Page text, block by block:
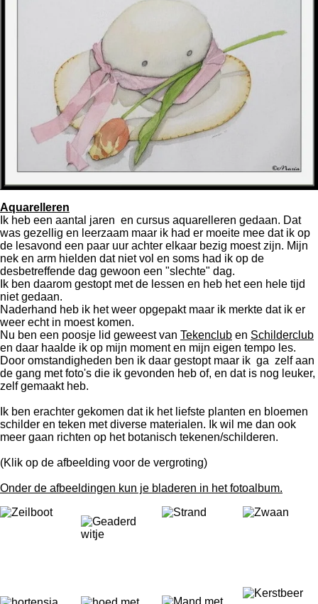
Aquarelleren
Ik heb een aantal jaren en cursus aquarelleren gedaan. Dat
was gezellig en leerzaam maar ik had er moeite mee dat ik op
de lesavond een paar uur achter elkaar bezig moest zijn. Mijn
nek en arm hielden dat niet vol en soms had ik op de
desbetreffende dag gewoon een "slechte" dag.
Ik ben daarom gestopt met de lessen en heb het een hele tijd
niet gedaan.
Naderhand heb ik het weer opgepakt maar ik merkte dat ik er
weer echt in moest komen.
Nu ben een poosje lid geweest van Tekenclub en Schilderclub
en daar haalde ik op mijn moment en mijn eigen tempo les.
Door omstandigheden ben ik daar gestopt maar ik ga zelf aan
de gang met foto's die ik gevonden heb of, en dat is nog leuker,
zelf gemaakt heb.
Ik ben erachter gekomen dat ik het liefste planten en bloemen
schilder en teken met diverse materialen. Ik wil me dan ook
meer gaan richten op het botanisch tekenen/schilderen.
(Klik op de afbeelding voor de vergroting)
Onder de afbeeldingen kun je bladeren in het fotoalbum.